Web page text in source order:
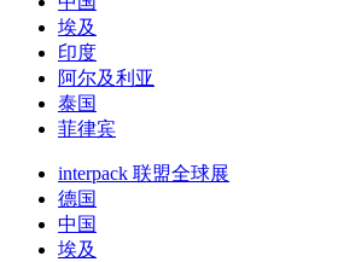
埃及
印度
阿尔及利亚
泰国
菲律宾
interpack 联盟全球展
德国
中国
埃及